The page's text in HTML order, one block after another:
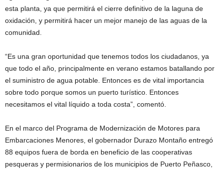
esta planta, ya que permitirá el cierre definitivo de la laguna de
oxidación, y permitirá hacer un mejor manejo de las aguas de la
comunidad.
“Es una gran oportunidad que tenemos todos los ciudadanos, ya
que todo el año, principalmente en verano estamos batallando por
el suministro de agua potable. Entonces es de vital importancia
sobre todo porque somos un puerto turístico. Entonces
necesitamos el vital líquido a toda costa”, comentó.
En el marco del Programa de Modernización de Motores para
Embarcaciones Menores, el gobernador Durazo Montaño entregó
88 equipos fuera de borda en beneficio de las cooperativas
pesqueras y permisionarios de los municipios de Puerto Peñasco,